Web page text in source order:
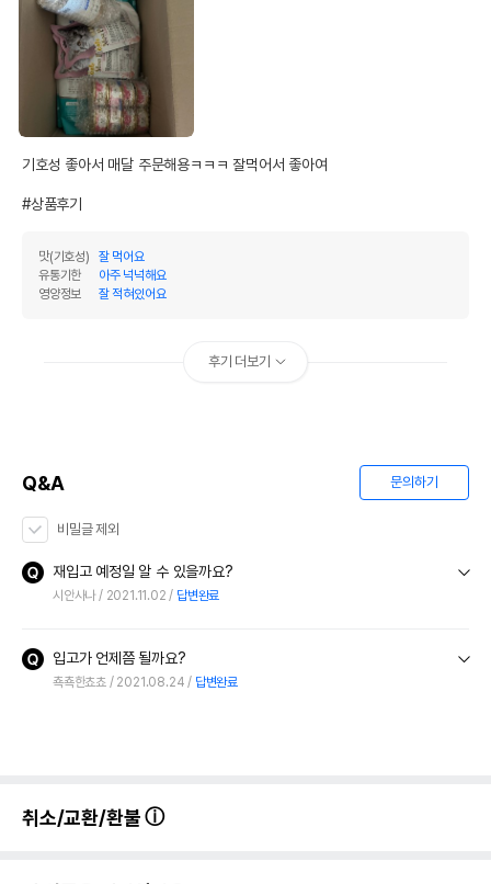
기호성 좋아서 매달 주문해용ㅋㅋㅋ 잘먹어서 좋아여
#상품후기
맛(기호성)
잘 먹어요
유통기한
아주 넉넉해요
영양정보
잘 적혀있어요
후기 더보기
Q&A 문의하기
비밀글 제외
재입고 예정일 알 수 있을까요?
시안사나 2021.11.02 답변완료
입고가 언제쯤 될까요?
쵹쵹한쵸쵸 2021.08.24 답변완료
취소/교환/환불